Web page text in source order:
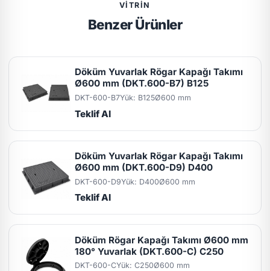
VITRIN
Benzer Ürünler
Döküm Yuvarlak Rögar Kapağı Takımı
Ø600 mm (DKT.600-B7) B125
DKT-600-B7Yük: B125Ø600 mm
Teklif Al
Döküm Yuvarlak Rögar Kapağı Takımı
Ø600 mm (DKT.600-D9) D400
DKT-600-D9Yük: D400Ø600 mm
Teklif Al
Döküm Rögar Kapağı Takımı Ø600 mm
180° Yuvarlak (DKT.600-C) C250
DKT-600-CYük: C250Ø600 mm